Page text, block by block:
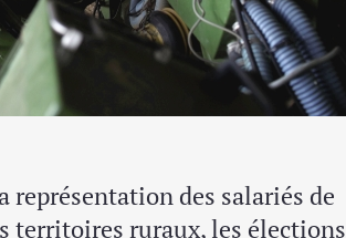
représentation des salariés de
territoires ruraux, les élections